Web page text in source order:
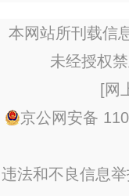
本网站所刊载信
未经授权
[网
京公网安备
违法和不良信息